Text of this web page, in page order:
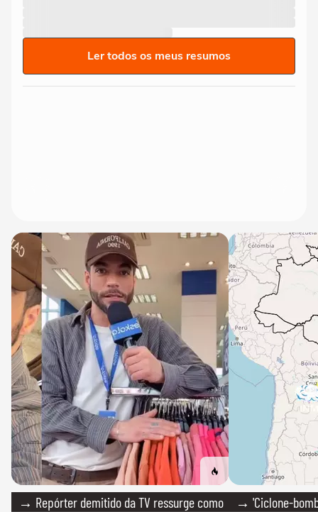
Ler todos os meus resumos
→ Repórter demitido da TV ressurge como
→ 'Ciclone-